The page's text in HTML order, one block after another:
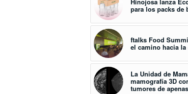
para los packs de
ftalks Food
el camino hacia
La Unidad de
mamografía 3D
tumores de